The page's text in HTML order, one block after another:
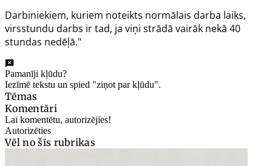
Darbiniekiem, kuriem noteikts normālais darba laiks,
virsstundu darbs ir tad, ja viņi strādā vairāk nekā 40
stundas nedēļā."
Pamanīji kļūdu?
Iezīmē tekstu un spied "ziņot par kļūdu".
Tēmas
Komentāri
Lai komentētu, autorizējies!
Autorizēties
Vēl no šīs rubrikas